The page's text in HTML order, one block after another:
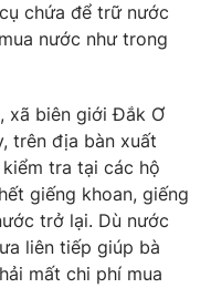
chứa để trữ nước
nước như trong
xã biên giới Đắk Ơ
trên địa bàn xuất
tra tại các hộ
giếng khoan, giếng
trở lại. Dù nước
liên tiếp giúp bà
mất chi phí mua